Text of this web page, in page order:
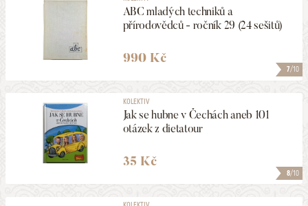
7/10
ABC mladých techniků a
přírodovědců - ročník 29 (24 sešitů)
990 Kč
8/10
KOLEKTIV
Jak se hubne v Čechách aneb 101
otázek z dietatour
35 Kč